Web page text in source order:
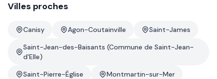
Villes proches
Canisy Agon-Coutainville
Saint-James
Saint-Jean-des-Baisants (Commune de Saint-Jean-
d'Elle)
Saint-Pierre-Église
Montmartin-sur-Mer